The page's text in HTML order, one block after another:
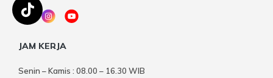
JAM KERJA
Senin – Kamis : 08.00 – 16.30 WIB